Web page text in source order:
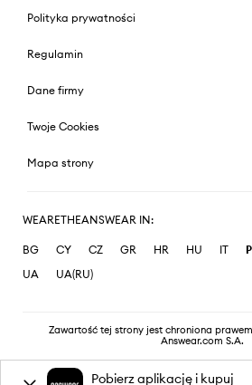
Polityka prywatności
Regulamin
Dane firmy
Twoje Cookies
Mapa strony
WEARETHEANSWEAR IN:
BG CY CZ GR HR HU IT
UA
UA(RU)
Zawartość tej strony jest chroniona
Answear.com S.A.
Pobierz aplikację i kupuj